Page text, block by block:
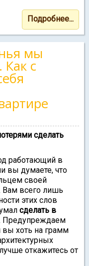
Подробнее...
мы
с
сделать
работающий в
вы думаете, что
своей
Вам всего лишь
этих слов
сделать в
Предупреждаем
вы хоть на грамм
откажитесь от